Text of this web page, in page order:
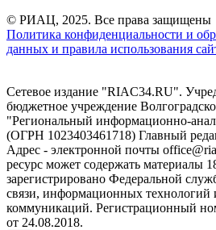
© РИАЦ, 2025. Все права защищены
Политика конфиденциальности и
данных и правила использования
Сетевое издание "RIAC34.RU".
бюджетное учреждение
"Региональный информационно-
(ОГРН 1023403461718) Главный
Адрес - электронной почты
ресурс может содержать материалы
зарегистрировано Федеральной
связи, информационных технологий
коммуникаций. Регистрационный
от 24.08.2018.